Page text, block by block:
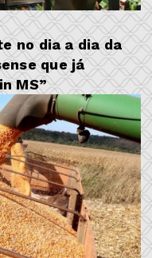
no dia a dia da
que já
MS”